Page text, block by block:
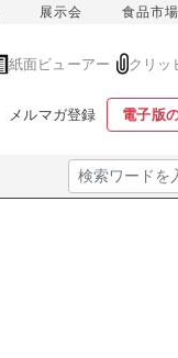
展示会 食品市
紙面ビューアー クリッ
メルマガ登録 電子版